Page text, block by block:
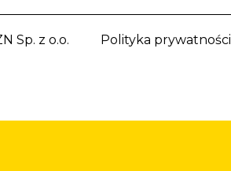
Sp. z o.o. Polityka prywatności